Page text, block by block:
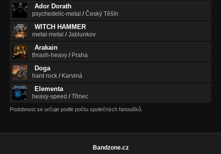
Ador Dorath
psychedelic-metal /Český Těšín
WITCH HAMMER
metal-metal /Jablunkov
Arakain
thrash-heavy / Praha
Doga
hard rock / Karviná
Elementa
heavy-speed /Třinec
Podobnost se určuje podle počtu společných fanoušků.
Bandzone.cz